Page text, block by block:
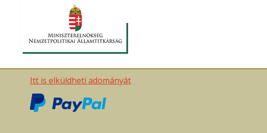
Itt is elküldheti adományát